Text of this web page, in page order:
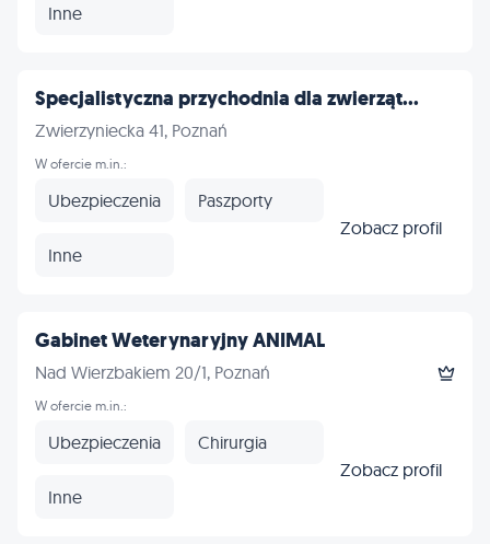
Inne
Specjalistyczna przychodnia dla zwierząt...
Zwierzyniecka 41, Poznań
W ofercie m.in.:
Ubezpieczenia Paszporty
Inne
Zobacz profil
Gabinet Weterynaryjny ANIMAL
Nad Wierzbakiem 20/1, Poznań
W ofercie m.in.:
Ubezpieczenia Chirurgia
Inne
Zobacz profil